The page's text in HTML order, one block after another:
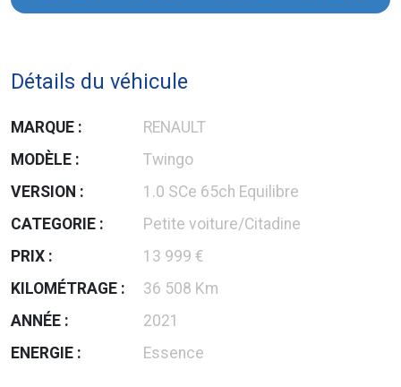
Détails du véhicule
MARQUE :
RENAULT
MODÈLE :
Twingo
VERSION :
1.0 SCe 65ch Equilibre
CATEGORIE :
Petite voiture/Citadine
PRIX :
13 999 €
KILOMÉTRAGE :
36 508 Km
ANNÉE :
2021
ENERGIE :
Essence